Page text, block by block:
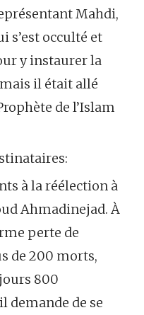
Mahdi,
s’est occulté et
y instaurer la
il était allé
de l’Islam
à la réélection à
Ahmadinejad. À
perte de
de 200 morts,
800
demande de se